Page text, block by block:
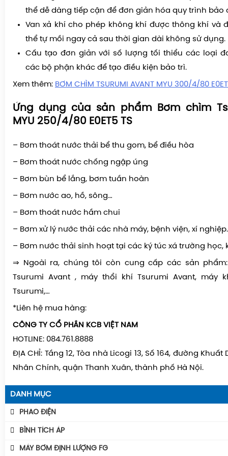
thể dễ dàng tiếp cận để đơn giản hóa quy trình bảo
Van xả khí cho phép không khí được thông khí và
thể tự mồi ngay cả sau thời gian dài không sử dụng.
Cấu tạo đơn giản với số lượng tối thiểu các loại
các bộ phận khác để tạo điều kiện bảo trì.
Xem thêm: BƠM CHÌM TSURUMI AVANT MYU 300/4/80
Ứng dụng của sản phẩm
Bơm chìm
MYU 250/4/80 E0ET5 TS
– Bơm thoát nước thải bể thu gom, bể điều hòa
– Bơm thoát nước chống ngập úng
– Bơm bùn bể lắng, bơm tuần hoàn
– Bơm nước ao, hồ, sông…
– Bơm thoát nước hầm chui
– Bơm xử lý nước thải các nhà máy, bệnh viện, xí
– Bơm nước thải sinh hoạt tại các ký túc xá trường học,
⇒ Ngoài ra, chúng tôi còn cung cấp các sản
Tsurumi Avant , máy thổi khí Tsurumi Avant, máy
Tsurumi,…
*Liên hệ mua hàng:
CÔNG TY CỔ PHẦN KCB VIỆT NAM
HOTLINE: 084.761.8888
ĐỊA CHỈ: Tầng 12, Tòa nhà Licogi 13, Số 164, đường
Nhân Chính, quận Thanh Xuân, thành phố Hà Nội.
DANH MỤC
PHAO ĐIỆN
Phao Báo Mức
Phao Điện Tecno- Italy
BÌNH TÍCH ÁP
Bình Tích Áp Aquafill
MÁY BƠM ĐỊNH LƯỢNG FG